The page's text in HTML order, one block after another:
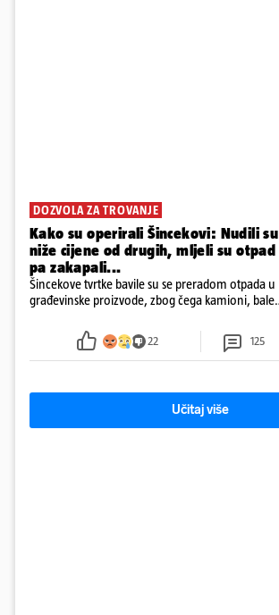
DOZVOLA ZA TROVANJE
Kako su operirali Šincekovi: Nudili su
niže cijene od drugih, mljeli su otpad
pa zakapali...
Šincekove tvrtke bavile su se preradom otpada u
građevinske proizvode, zbog čega kamioni, bale
22 125
Učitaj više